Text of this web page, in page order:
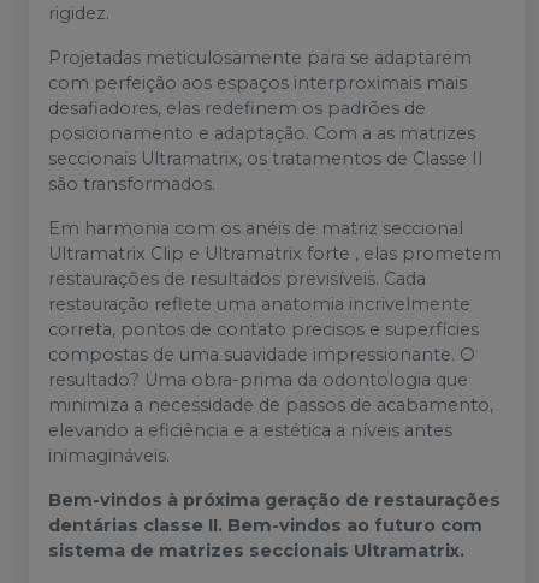
rigidez.
Projetadas meticulosamente para se adaptarem
com perfeição aos espaços interproximais mais
desafiadores, elas redefinem os padrões de
posicionamento e adaptação. Com a as matrizes
seccionais Ultramatrix, os tratamentos de Classe II
são transformados.
Em harmonia com os anéis de matriz seccional
Ultramatrix Clip e Ultramatrix forte , elas prometem
restaurações de resultados previsíveis. Cada
restauração reflete uma anatomia incrivelmente
correta, pontos de contato precisos e superfícies
compostas de uma suavidade impressionante. O
resultado? Uma obra-prima da odontologia que
minimiza a necessidade de passos de acabamento,
elevando a eficiência e a estética a níveis antes
inimagináveis.
Bem-vindos à próxima geração de restaurações
dentárias classe II. Bem-vindos ao futuro com
sistema de matrizes seccionais Ultramatrix.